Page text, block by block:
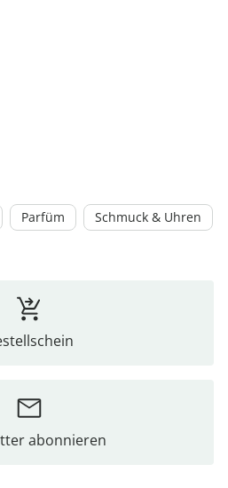
Parfüm Schmuck & Uhren
abonnieren